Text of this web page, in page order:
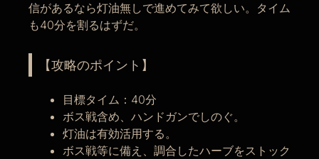
信があるなら灯油無しで進めてみて欲しい。タイム
も40分を割るはずだ。
【攻略のポイント】
目標タイム：40分
ボス戦含め、ハンドガンでしのぐ。
灯油は有効活用する。
ボス戦等に備え、調合したハーブをストック